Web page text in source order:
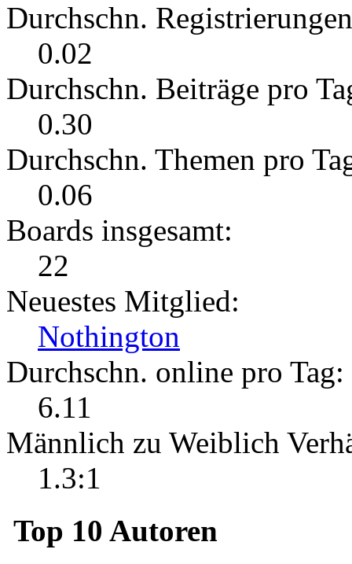
Durchschn.
0.02
Durchschn. Beiträge pro
0.30
Durchschn. Themen pro
0.06
Boards insgesamt:
22
Neuestes Mitglied:
Nothington
Durchschn. online pro Tag:
6.11
Männlich zu Weiblich
1.3:1
Top 10 Autoren